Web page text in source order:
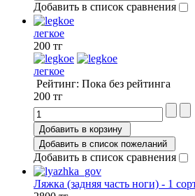
Добавить в список сравнения
легкое
200 тг
легкое
Рейтинг: Пока без рейтинга
200 тг
Добавить в корзину
Добавить в список пожеланий
Добавить в список сравнения
Ляжка (задняя часть ноги) - 1